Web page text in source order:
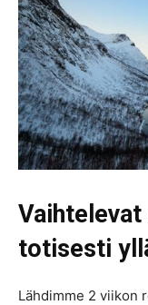
totisesti
Lähdimme 2 viikon